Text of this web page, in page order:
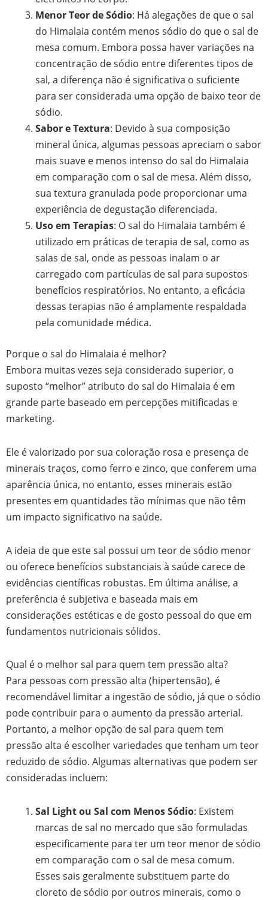
Menor Teor de Sódio: Há alegações de que o sal
do Himalaia contém menos sódio do que o sal de
mesa comum. Embora possa haver variações na
concentração de sódio entre diferentes tipos de
sal, a diferença não é significativa o suficiente
para ser considerada uma opção de baixo teor de
sódio.
Sabor e Textura: Devido à sua composição
mineral única, algumas pessoas apreciam o sabor
mais suave e menos intenso do sal do Himalaia
em comparação com o sal de mesa. Além disso,
sua textura granulada pode proporcionar uma
experiência de degustação diferenciada.
Uso em Terapias: O sal do Himalaia também é
utilizado em práticas de terapia de sal, como as
salas de sal, onde as pessoas inalam o ar
carregado com partículas de sal para supostos
benefícios respiratórios. No entanto, a eficácia
dessas terapias não é amplamente respaldada
pela comunidade médica.
Porque o sal do Himalaia é melhor?
Embora muitas vezes seja considerado superior, o
suposto “melhor” atributo do sal do Himalaia é em
grande parte baseado em percepções mitificadas e
marketing.
Ele é valorizado por sua coloração rosa e presença de
minerais traços, como ferro e zinco, que conferem uma
aparência única, no entanto, esses minerais estão
presentes em quantidades tão mínimas que não têm
um impacto significativo na saúde.
A ideia de que este sal possui um teor de sódio menor
ou oferece benefícios substanciais à saúde carece de
evidências científicas robustas. Em última análise, a
preferência é subjetiva e baseada mais em
considerações estéticas e de gosto pessoal do que em
fundamentos nutricionais sólidos.
Qual é o melhor sal para quem tem pressão alta?
Para pessoas com pressão alta (hipertensão), é
recomendável limitar a ingestão de sódio, já que o sódio
pode contribuir para o aumento da pressão arterial.
Portanto, a melhor opção de sal para quem tem
pressão alta é escolher variedades que tenham um teor
reduzido de sódio. Algumas alternativas que podem ser
consideradas incluem:
Sal Light ou Sal com Menos Sódio: Existem
marcas de sal no mercado que são formuladas
especificamente para ter um teor menor de sódio
em comparação com o sal de mesa comum.
Esses sais geralmente substituem parte do
cloreto de sódio por outros minerais, como o